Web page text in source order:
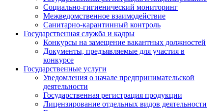
Социально-гигиенический мониторинг
Межведомственное взаимодействие
Санитарно-карантинный контроль
Государственная служба и кадры
Конкурсы на замещение вакантных должностей
Документы, предъявляемые для участия в
конкурсе
Государственные услуги
Уведомления о начале предпринимательской
деятельности
Государственная регистрация продукции
Лицензирование отдельных видов деятельности